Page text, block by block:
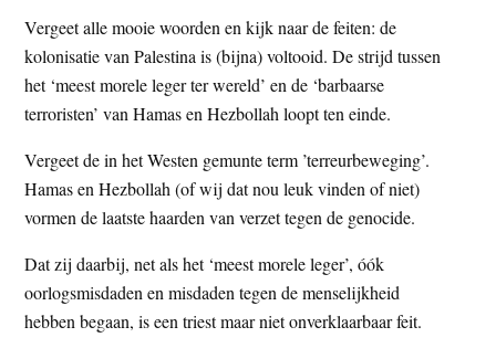
Vergeet alle mooie woorden en kijk naar de feiten: de
kolonisatie van Palestina is (bijna) voltooid. De strijd tussen
het ‘meest morele leger ter wereld’ en de ‘barbaarse
terroristen’ van Hamas en Hezbollah loopt ten einde.
Vergeet de in het Westen gemunte term ’terreurbeweging’.
Hamas en Hezbollah (of wij dat nou leuk vinden of niet)
vormen de laatste haarden van verzet tegen de genocide.
Dat zij daarbij, net als het ‘meest morele leger’, óók
oorlogsmisdaden en misdaden tegen de menselijkheid
hebben begaan, is een triest maar niet onverklaarbaar feit.